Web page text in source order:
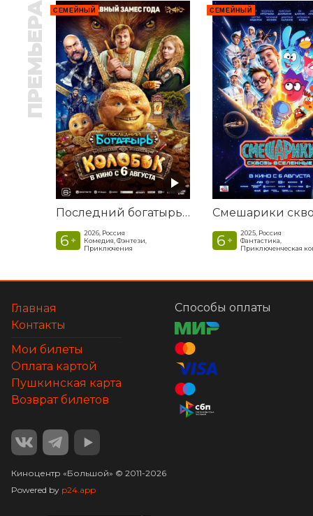
ПРЕМЬЕРА СЕМЕЙНЫЙ
Последний богатырь. Колобок
6 +
2026, Россия
Комедия, Фэнтези,
Приключения
СЕМЕЙНЫЙ
6 +
2025, Россия
Фантастика,
Приключенческая
Главная
Контакты
Мои билеты
Оплата картой
Пушкинская карта
Возврат билетов
Способы оплаты
Киноцентр «Большой» © 2011-2026
Powered by p24.app